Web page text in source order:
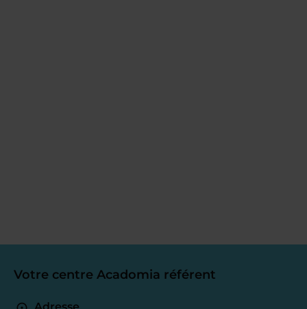
Votre centre Acadomia référent
Adresse